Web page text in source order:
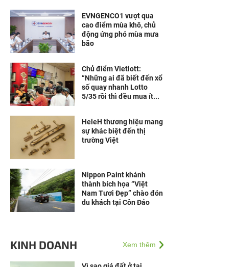
EVNGENCO1 vượt qua
cao điểm mùa khô, chủ
động ứng phó mùa mưa
bão
Chủ điểm Vietlott:
“Những ai đã biết đến xổ
số quay nhanh Lotto
5/35 rồi thì đều mua ít...
HeleH thương hiệu mang
sự khác biệt đến thị
trường Việt
Nippon Paint khánh
thành bích họa “Việt
Nam Tươi Đẹp” chào đón
du khách tại Côn Đảo
KINH DOANH Xem thêm